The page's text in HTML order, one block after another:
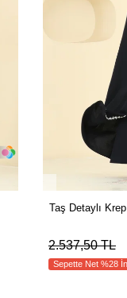
Taş Detaylı
2.537,50 TL
Sepette Net %28